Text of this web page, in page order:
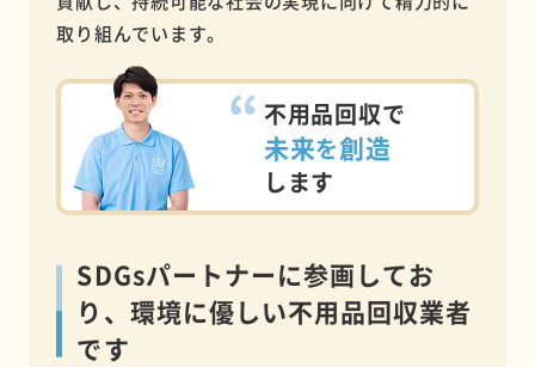
取り組んでいます。
不用品回収で
未来を創造
します
SDGsパートナーに参画してお
り、環境に優しい不用品回収業者
です